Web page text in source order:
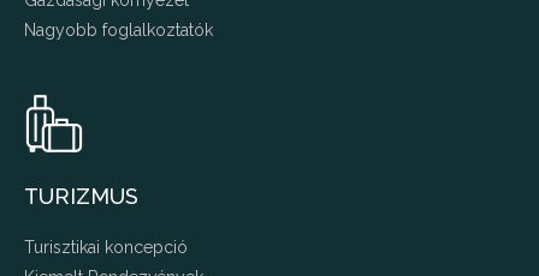
Nagyobb foglalkoztatók
TURIZMUS
Turisztikai koncepció